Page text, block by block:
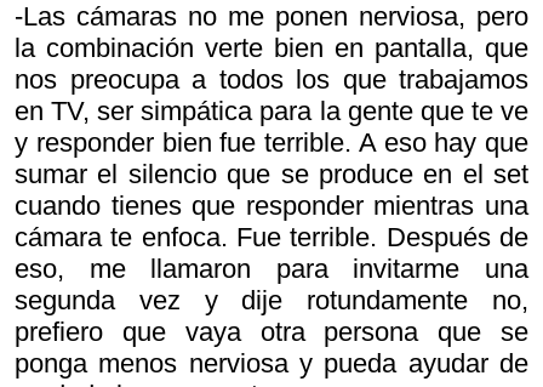
-Las cámaras no me ponen nerviosa, pero
la combinación verte bien en pantalla, que
nos preocupa a todos los que trabajamos
en TV, ser simpática para la gente que te ve
y responder bien fue terrible. A eso hay que
sumar el silencio que se produce en el set
cuando tienes que responder mientras una
cámara te enfoca. Fue terrible. Después de
eso, me llamaron para invitarme una
segunda vez y dije rotundamente no,
prefiero que vaya otra persona que se
ponga menos nerviosa y pueda ayudar de